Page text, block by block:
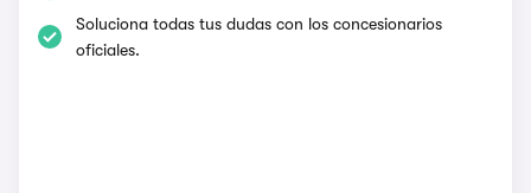
Soluciona todas tus dudas con los concesionarios
oficiales.